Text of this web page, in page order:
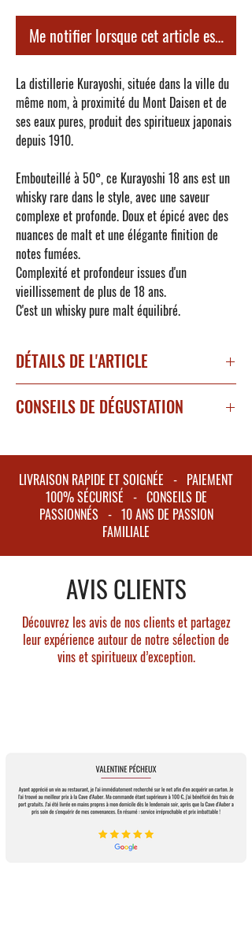
Me notifier lorsque cet article est
La distillerie Kurayoshi, située dans la ville du
même nom, à proximité du Mont Daisen et de
ses eaux pures, produit des spiritueux japonais
depuis 1910.
Embouteillé à 50°, ce Kurayoshi 18 ansest un
whisky rare dans le style, avec une saveur
complexe et profonde. Doux et épicé avec des
nuances de malt et une élégante finition de
notes fumées.
Complexité et profondeur issues d'un
vieillissement de plus de 18 ans.
C'est un whisky pure malt équilibré.
DÉTAILS DE L'ARTICLE
Degré d'alcool : 50%
Couleur : or
Nez : Céréales et pain, zestes de citron et un
Douceur, pointe d ecrème vanillée et notes
CONSEILS DE DÉGUSTATION
filet d'eau pour abaisser le volume d'alcool.
LIVRAISON RAPIDE ET SOIGNÉE - PAIEMENT
100% SÉCURISÉ - CONSEILS DE
PASSIONNÉS - 10 ANS DE PASSION
FAMILIALE
AVIS CLIENTS
Découvrez les avis de nos clients et partagez
leur expérience autour de notre sélection de
vins et spiritueux d’exception.